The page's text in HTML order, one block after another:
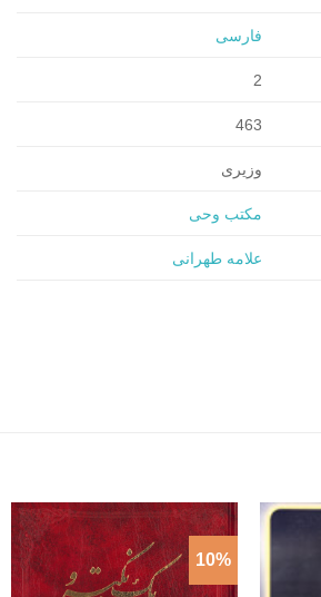
فارسی
2
463
وزیری
مکتب وحی
علامه طهرانی
10%